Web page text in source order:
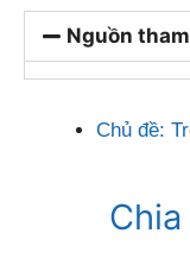
Nguồn
Chủ đề: